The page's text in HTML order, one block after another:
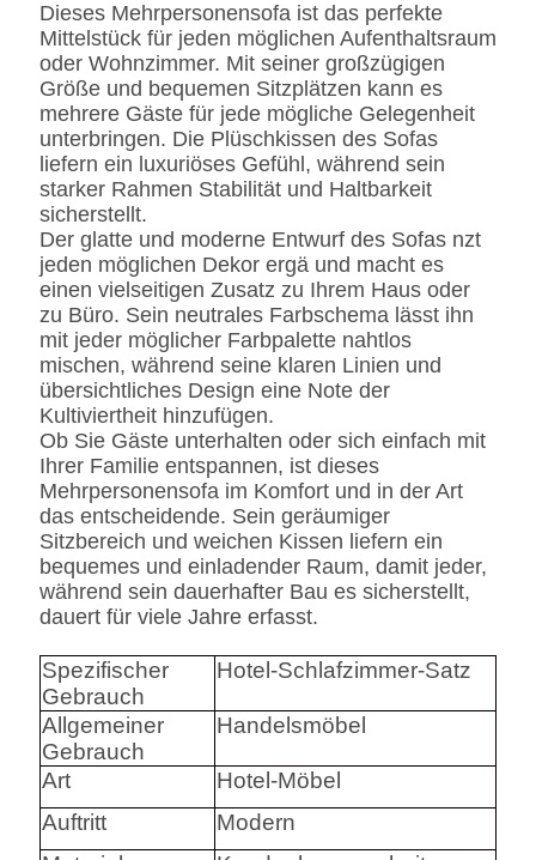
Dieses Mehrpersonensofa ist das perfekte
Mittelstück für jeden möglichen Aufenthaltsraum
oder Wohnzimmer. Mit seiner großzügigen
Größe und bequemen Sitzplätzen kann es
mehrere Gäste für jede mögliche Gelegenheit
unterbringen. Die Plüschkissen des Sofas
liefern ein luxuriöses Gefühl, während sein
starker Rahmen Stabilität und Haltbarkeit
sicherstellt.
Der glatte und moderne Entwurf des Sofas nzt
jeden möglichen Dekor ergä und macht es
einen vielseitigen Zusatz zu Ihrem Haus oder
zu Büro. Sein neutrales Farbschema lässt ihn
mit jeder möglicher Farbpalette nahtlos
mischen, während seine klaren Linien und
übersichtliches Design eine Note der
Kultiviertheit hinzufügen.
Ob Sie Gäste unterhalten oder sich einfach mit
Ihrer Familie entspannen, ist dieses
Mehrpersonensofa im Komfort und in der Art
das entscheidende. Sein geräumiger
Sitzbereich und weichen Kissen liefern ein
bequemes und einladender Raum, damit jeder,
während sein dauerhafter Bau es sicherstellt,
dauert für viele Jahre erfasst.
Spezifischer
Gebrauch
Hotel-Schlafzimmer-Satz
Allgemeiner
Gebrauch
Handelsmöbel
Art
Hotel-Möbel
Auftritt
Modern